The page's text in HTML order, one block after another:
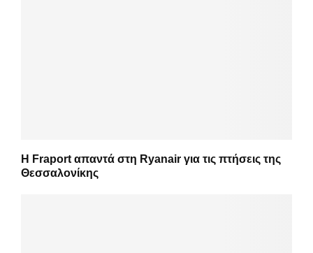
Η Fraport απαντά στη Ryanair για τις πτήσεις της
Θεσσαλονίκης